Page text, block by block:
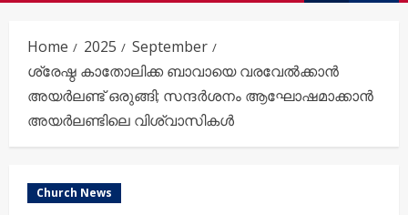
Home 2025
September
ശ്രേഷ്ഠ കാതോലിക്ക ബാവായെ വരവേൽക്കാൻ
അയര്‍ലണ്ട് ഒരുങ്ങി; സന്ദര്‍ശനം ആഘോഷമാക്കാൻ
അയര്‍ലണ്ടിലെ വിശ്വാസികള്‍
Church News